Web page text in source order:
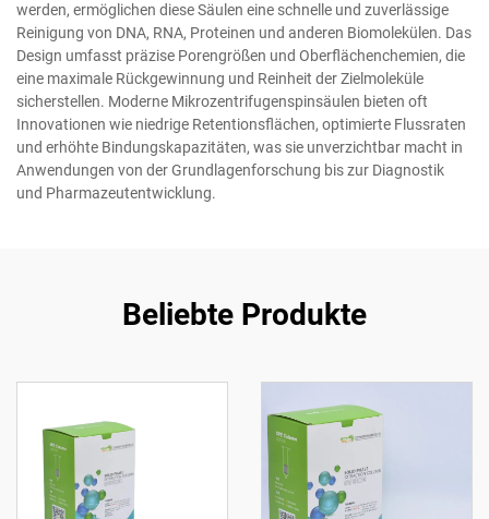
werden, ermöglichen diese Säulen eine schnelle und zuverlässige
Reinigung von DNA, RNA, Proteinen und anderen Biomolekülen. Das
Design umfasst präzise Porengrößen und Oberflächenchemien, die
eine maximale Rückgewinnung und Reinheit der Zielmoleküle
sicherstellen. Moderne Mikrozentrifugenspinsäulen bieten oft
Innovationen wie niedrige Retentionsflächen, optimierte Flussraten
und erhöhte Bindungskapazitäten, was sie unverzichtbar macht in
Anwendungen von der Grundlagenforschung bis zur Diagnostik
und Pharmazeutentwicklung.
Beliebte Produkte